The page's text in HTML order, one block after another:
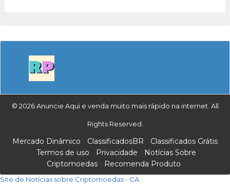
© 2026 Anuncie Aqui e venda muito mais rápido na internet. All
Rights Reserved.
Mercado Dinâmico ClassificadosBR
Classificados Grátis
Termos de uso
Privacidade
Notícias Sobre
Criptomoedas
Recomenda Produto
Site de Notícias sobre Criptomoedas - CA